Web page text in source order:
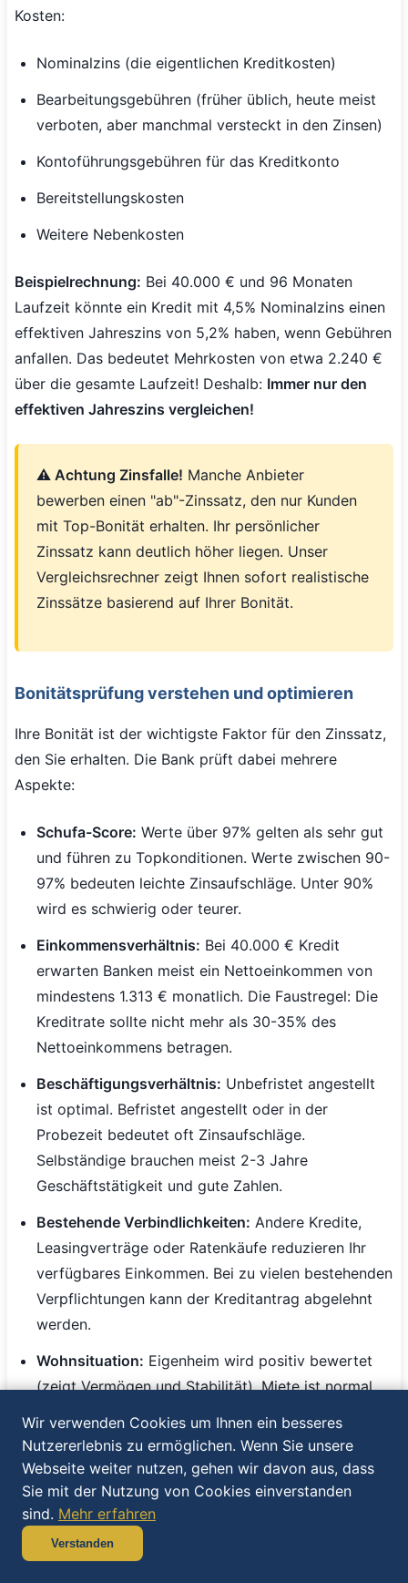
Kosten:
Nominalzins (die eigentlichen Kreditkosten)
Bearbeitungsgebühren (früher üblich, heute meist
verboten, aber manchmal versteckt in den Zinsen)
Kontoführungsgebühren für das Kreditkonto
Bereitstellungskosten
Weitere Nebenkosten
Beispielrechnung: Bei 40.000 € und 96 Monaten
Laufzeit könnte ein Kredit mit 4,5% Nominalzins einen
effektiven Jahreszins von 5,2% haben, wenn Gebühren
anfallen. Das bedeutet Mehrkosten von etwa 2.240 €
über die gesamte Laufzeit! Deshalb: Immer nur den
effektiven Jahreszins vergleichen!
⚠️ Achtung Zinsfalle! Manche Anbieter
bewerben einen "ab"-Zinssatz, den nur Kunden
mit Top-Bonität erhalten. Ihr persönlicher
Zinssatz kann deutlich höher liegen. Unser
Vergleichsrechner zeigt Ihnen sofort realistische
Zinssätze basierend auf Ihrer Bonität.
Bonitätsprüfung verstehen und optimieren
Ihre Bonität ist der wichtigste Faktor für den Zinssatz,
den Sie erhalten. Die Bank prüft dabei mehrere
Aspekte:
Schufa-Score: Werte über 97% gelten als sehr gut
und führen zu Topkonditionen. Werte zwischen 90-
97% bedeuten leichte Zinsaufschläge. Unter 90%
wird es schwierig oder teurer.
Einkommensverhältnis: Bei 40.000 € Kredit
erwarten Banken meist ein Nettoeinkommen von
mindestens 1.313 € monatlich. Die Faustregel: Die
Kreditrate sollte nicht mehr als 30-35% des
Nettoeinkommens betragen.
Beschäftigungsverhältnis: Unbefristet angestellt
ist optimal. Befristet angestellt oder in der
Probezeit bedeutet oft Zinsaufschläge.
Selbständige brauchen meist 2-3 Jahre
Geschäftstätigkeit und gute Zahlen.
Bestehende Verbindlichkeiten: Andere Kredite,
Leasingverträge oder Ratenkäufe reduzieren Ihr
verfügbares Einkommen. Bei zu vielen bestehenden
Verpflichtungen kann der Kreditantrag abgelehnt
werden.
Wohnsituation: Eigenheim wird positiv bewertet
(zeigt Vermögen und Stabilität). Miete ist normal
kritisch gesehen.
Laufzeit optimieren - Das richtige
Gleichgewicht finden
Die Wahl der Laufzeit ist ein Balanceakt zwischen
Wir verwenden Cookies um Ihnen ein besseres
Nutzererlebnis zu ermöglichen. Wenn Sie unsere
Webseite weiter nutzen, gehen wir davon aus, dass
Sie mit der Nutzung von Cookies einverstanden
sind. Mehr erfahren
Verstanden